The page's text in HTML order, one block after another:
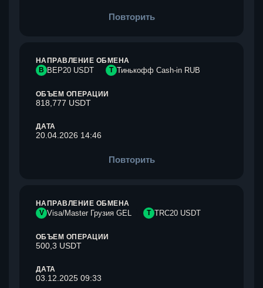
Повторить
НАПРАВЛЕНИЕ ОБМЕНА
B BEP20 USDT Т Тинькофф Cash-in RUB
ОБЪЕМ ОПЕРАЦИИ
818,777 USDT
ДАТА
20.04.2026 14:46
Повторить
НАПРАВЛЕНИЕ ОБМЕНА
V Visa/Master Грузия GEL T TRC20 USDT
ОБЪЕМ ОПЕРАЦИИ
500,3 USDT
ДАТА
03.12.2025 09:33